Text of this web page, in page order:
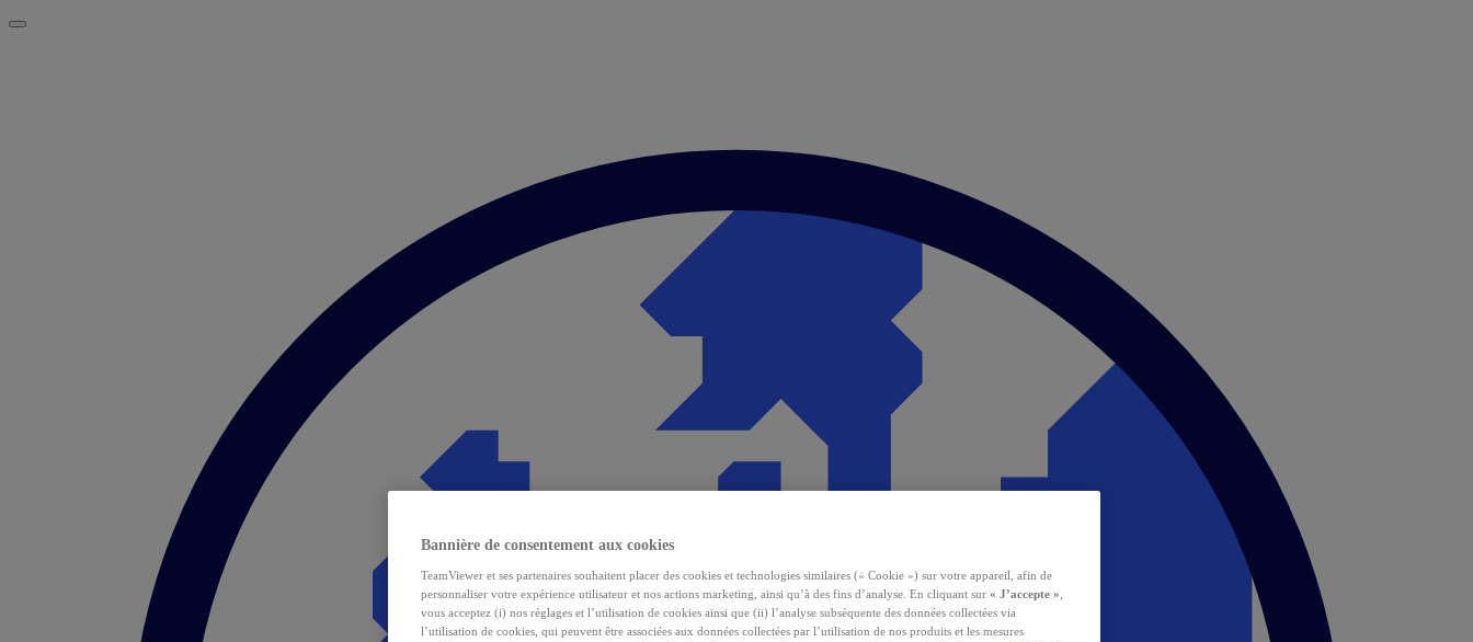
Bannière de consentement aux cookies
TeamViewer et ses partenaires souhaitent placer des cookies et technologies similaires (« Cookie ») sur votre appareil, afin de
personnaliser votre expérience utilisateur et nos actions marketing, ainsi qu’à des fins d’analyse. En cliquant sur « J’accepte »
vous acceptez (i) nos réglages et l’utilisation de cookies ainsi que (ii) l’analyse subséquente des données collectées via
l’utilisation de cookies, qui peuvent être associées aux données collectées par l’utilisation de nos produits et les mesures